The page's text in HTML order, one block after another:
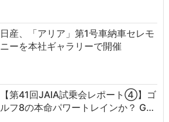
日産、「アリア」第1号車納車セレモ
ニーを本社ギャラリーで開催
【第41回JAIA試乗会レポート④】ゴ
ルフ8の本命パワートレインか？ G…